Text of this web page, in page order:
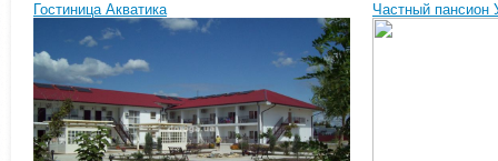
Гостиница Акватика Частный пансион